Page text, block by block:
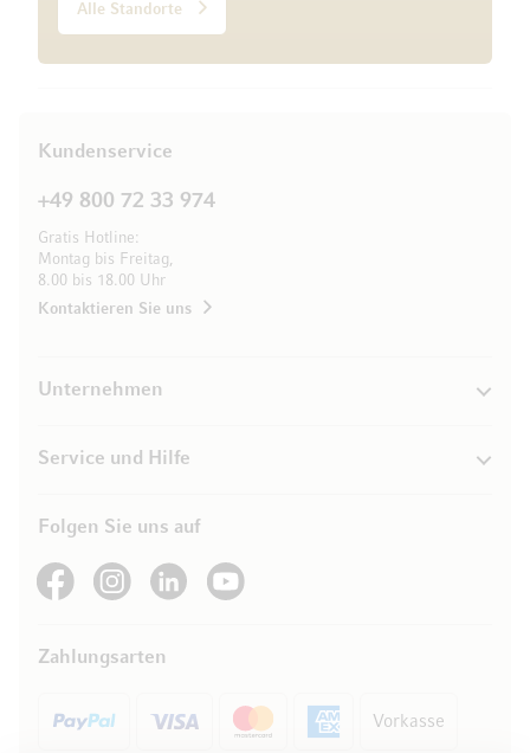
Alle Standorte
Kundenservice
+49 800 72 33 974
Gratis Hotline:
Montag bis Freitag,
8.00 bis 18.00 Uhr
Kontaktieren Sie uns
Unternehmen
Service und Hilfe
Folgen Sie uns auf
See our FacebookSee our Instagram account
See our LinkedInSee our YouTube channel
Zahlungsarten
Vorkasse